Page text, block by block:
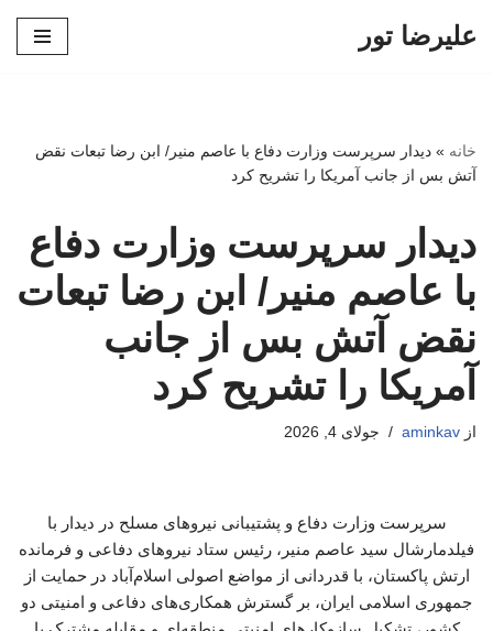
علیرضا تور
خانه » دیدار سرپرست وزارت دفاع با عاصم منیر/ ابن رضا تبعات نقض
آتش بس از جانب آمریکا را تشریح کرد
دیدار سرپرست وزارت دفاع
با عاصم منیر/ ابن رضا تبعات
نقض آتش بس از جانب
آمریکا را تشریح کرد
از aminkav جولای 4, 2026
سرپرست وزارت دفاع و پشتیبانی نیروهای مسلح در دیدار با
فیلدمارشال سید عاصم منیر، رئیس ستاد نیروهای دفاعی و فرمانده
ارتش پاکستان، با قدردانی از مواضع اصولی اسلام‌آباد در حمایت از
جمهوری اسلامی ایران، بر گسترش همکاری‌های دفاعی و امنیتی دو